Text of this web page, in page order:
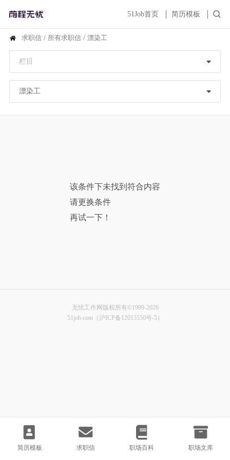
51Job首页 简历模板
简历模板 求职信 职场百科 职场文库
求职信 / 所有求职信 / 漂染工
该条件下未找到符合内容
请更换条件
再试一下！
无忧工作网版权所有©1999-2026
51job.com（沪ICP备12015550号-5）